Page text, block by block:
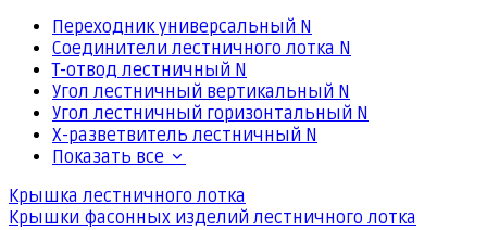
Переходник универсальный N
Соединители лестничного лотка N
Т-отвод лестничный N
Угол лестничный вертикальный N
Угол лестничный горизонтальный N
Х-разветвитель лестничный N
Показать все
Крышка лестничного лотка
Крышки фасонных изделий лестничного лотка